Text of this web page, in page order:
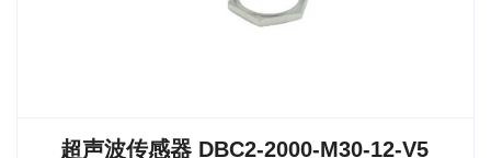
超声波传感器 DBC2-2000-M30-12-V5